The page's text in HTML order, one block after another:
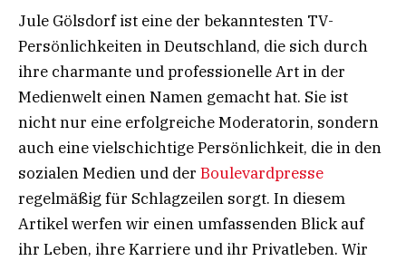
Jule Gölsdorf ist eine der bekanntesten TV-
Persönlichkeiten in Deutschland, die sich durch
ihre charmante und professionelle Art in der
Medienwelt einen Namen gemacht hat. Sie ist
nicht nur eine erfolgreiche Moderatorin, sondern
auch eine vielschichtige Persönlichkeit, die in den
sozialen Medien und der Boulevardpresse
regelmäßig für Schlagzeilen sorgt. In diesem
Artikel werfen wir einen umfassenden Blick auf
ihr Leben, ihre Karriere und ihr Privatleben. Wir